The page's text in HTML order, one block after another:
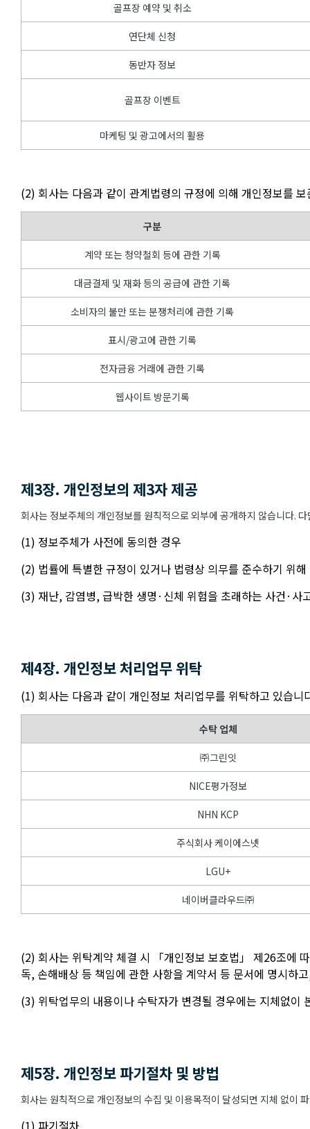
골프장 예약 및 취소
연단체 신청
동반자 정보
골프장 이벤트
마케팅 및 광고에서의 활용
(2) 회사는 다음과 같이 관계법령의 규정에 의해 개인정보를
구분
계약 또는 청약철회 등에 관한 기록
대금결제 및 재화 등의 공급에 관한 기록
소비자의 불만 또는 분쟁처리에 관한 기록
표시/광고에 관한 기록
전자금융 거래에 관한 기록
웹사이트 방문기록
제3장. 개인정보의 제3자 제공
회사는 정보주체의 개인정보를 원칙적으로 외부에 공개하지 않습니다.
(1) 정보주체가 사전에 동의한 경우
(2) 법률에 특별한 규정이 있거나 법령상 의무를 준수하기 위
(3) 재난, 감염병, 급박한 생명·신체 위험을 초래하는 사건·사
제4장. 개인정보 처리업무 위탁
(1) 회사는 다음과 같이 개인정보 처리업무를 위탁하고 있습니
수탁 업체
㈜그린잇
NICE평가정보
NHN KCP
주식회사 케이에스넷
LGU+
네이버클라우드㈜
(2) 회사는 위탁계약 체결 시 「개인정보 보호법」 제26조에
독, 손해배상 등 책임에 관한 사항을 계약서 등 문서에 명시하
(3) 위탁업무의 내용이나 수탁자가 변경될 경우에는 지체없이
제5장. 개인정보 파기절차 및 방법
회사는 원칙적으로 개인정보의 수집 및 이용목적이 달성되면 지체 없이
(1) 파기절차